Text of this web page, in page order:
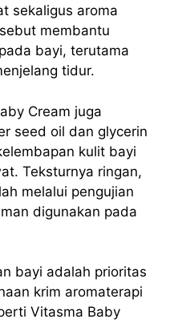
sekaligus aroma
membantu
bayi, terutama
tidur.
Cream juga
seed oil dan glycerin
kulit bayi
Teksturnya ringan,
melalui pengujian
digunakan pada
bayi adalah prioritas
krim aromaterapi
Vitasma Baby